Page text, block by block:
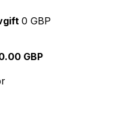
0 GBP
GBP